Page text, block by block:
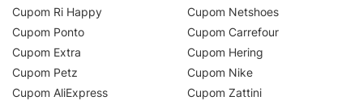
Cupom Ri Happy
Cupom Ponto
Cupom Extra
Cupom Petz
Cupom AliExpress
Cupom Netshoes
Cupom Carrefour
Cupom Hering
Cupom Nike
Cupom Zattini